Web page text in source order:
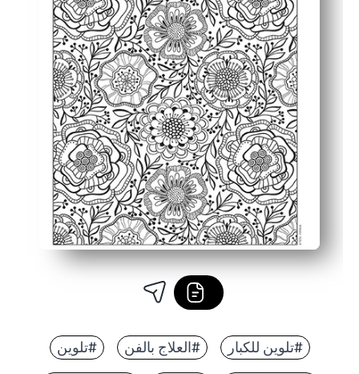
#تلوين للكبار #العلاج بالفن #تلوين